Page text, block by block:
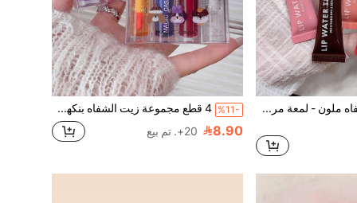
HangFang زيت شفاه ملون - لمعة مرطبة خفيفة الوزن، لون غير لزج 8 درجات لمعة، سهل الحمل (6 درجات لون)
%11- 4 قطع مجموعة زيت الشفاه بنكهة الفاكهة - مرطب، غير لزج، ترطيب يومي، ملون، هدية مثالية لرأس السنة والعيد الحب
8.90 20+. تم بيع